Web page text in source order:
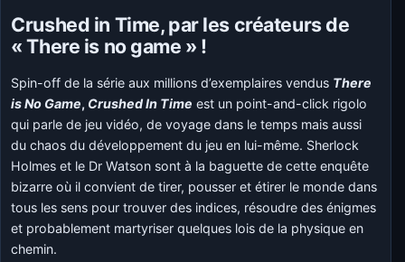
Crushed in Time, par les créateurs de
« There is no game » !
Spin-off de la série aux millions d’exemplaires vendus There
is No Game, Crushed In Time est un point-and-click rigolo
qui parle de jeu vidéo, de voyage dans le temps mais aussi
du chaos du développement du jeu en lui-même. Sherlock
Holmes et le Dr Watson sont à la baguette de cette enquête
bizarre où il convient de tirer, pousser et étirer le monde dans
tous les sens pour trouver des indices, résoudre des énigmes
et probablement martyriser quelques lois de la physique en
chemin.